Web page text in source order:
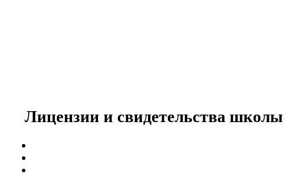
Лицензии и свидетельства школы